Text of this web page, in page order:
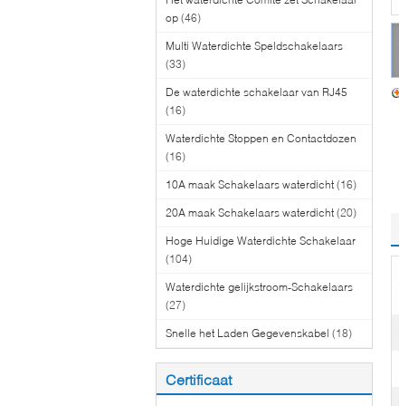
op (46)
Multi Waterdichte Speldschakelaars
(33)
De waterdichte schakelaar van RJ45
(16)
Waterdichte Stoppen en Contactdozen
(16)
10A maak Schakelaars waterdicht (16)
20A maak Schakelaars waterdicht (20)
Hoge Huidige Waterdichte Schakelaar
(104)
Waterdichte gelijkstroom-Schakelaars
(27)
Snelle het Laden Gegevenskabel (18)
Certificaat